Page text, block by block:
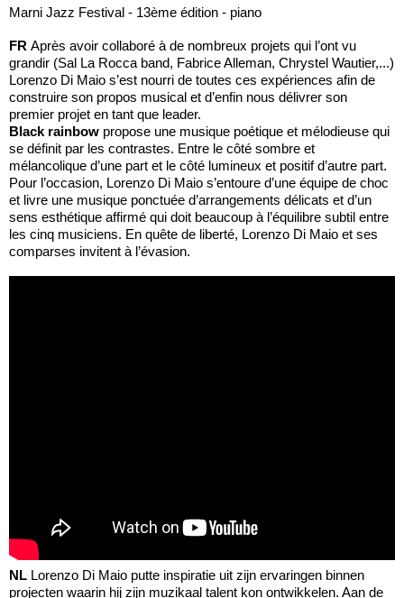
Marni Jazz Festival - 13ème édition - piano
FR Après avoir collaboré à de nombreux projets qui l’ont vu
grandir (Sal La Rocca band, Fabrice Alleman, Chrystel Wautier,...)
Lorenzo Di Maio s’est nourri de toutes ces expériences afin de
construire son propos musical et d’enfin nous délivrer son
premier projet en tant que leader.
Black rainbow propose une musique poétique et mélodieuse qui
se définit par les contrastes. Entre le côté sombre et
mélancolique d’une part et le côté lumineux et positif d’autre part.
Pour l’occasion, Lorenzo Di Maio s’entoure d’une équipe de choc
et livre une musique ponctuée d’arrangements délicats et d’un
sens esthétique affirmé qui doit beaucoup à l’équilibre subtil entre
les cinq musiciens. En quête de liberté, Lorenzo Di Maio et ses
comparses invitent à l’évasion.
NL Lorenzo Di Maio putte inspiratie uit zijn ervaringen binnen
projecten waarin hij zijn muzikaal talent kon ontwikkelen. Aan de